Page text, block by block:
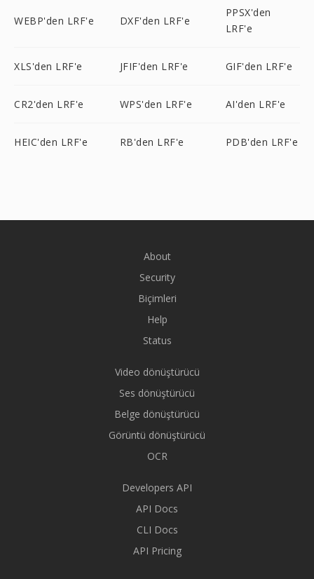
WEBP'den LRF'e DXF'den LRF'e
PPSX'den
LRF'e
XLS'den LRF'e JFIF'den LRF'e GIF'den LRF'e
CR2'den LRF'e WPS'den LRF'e AI'den LRF'e
HEIC'den LRF'e RB'den LRF'e PDB'den LRF'e
About
Security
Biçimleri
Help
Status
Video dönüştürücü
Ses dönüştürücü
Belge dönüştürücü
Görüntü dönüştürücü
OCR
Developers API
API Docs
CLI Docs
API Pricing